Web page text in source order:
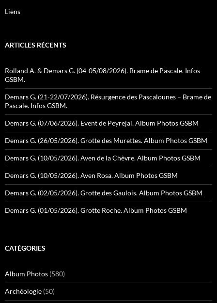
Liens
ARTICLES RÉCENTS
Rolland A. & Demars G. (04-05/08/2026). Brame de Pascale. Infos
GSBM.
Demars G. (21-22/07/2026). Résurgence des Pascalounes – Brame de
Pascale. Infos GSBM.
Demars G. (07/06/2026). Event de Peyrejal. Album Photos GSBM
Demars G. (26/05/2026). Grotte des Murettes. Album Photos GSBM
Demars G. (10/05/2026). Aven de la Chèvre. Album Photos GSBM
Demars G. (10/05/2026). Aven Rosa. Album Photos GSBM
Demars G. (02/05/2026). Grotte des Gaulois. Album Photos GSBM
Demars G. (01/05/2026). Grotte Roche. Album Photos GSBM
CATÉGORIES
Album Photos (580)
Archéologie (50)